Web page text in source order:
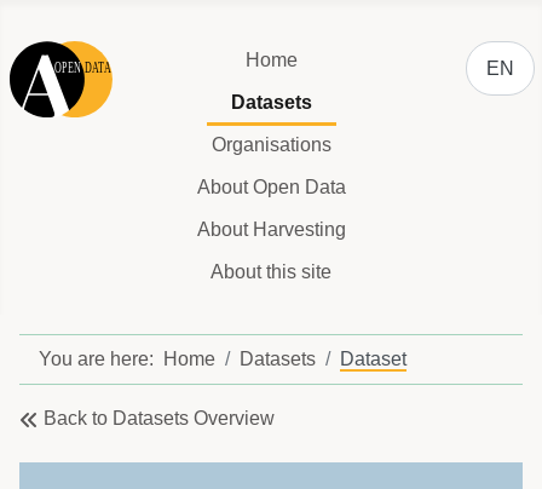
Home
Datasets
Organisations
About Open Data
About Harvesting
About this site
Select
EN
You are here: Home Datasets Dataset
Back to Datasets Overview